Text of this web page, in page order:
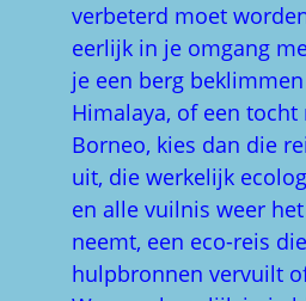
verbeterd moet
eerlijk in je omgang
je een berg
Himalaya, of een
Borneo, kies dan die
uit, die werkelijk
en alle vuilnis weer
neemt, een eco-reis
hulpbronnen vervuilt